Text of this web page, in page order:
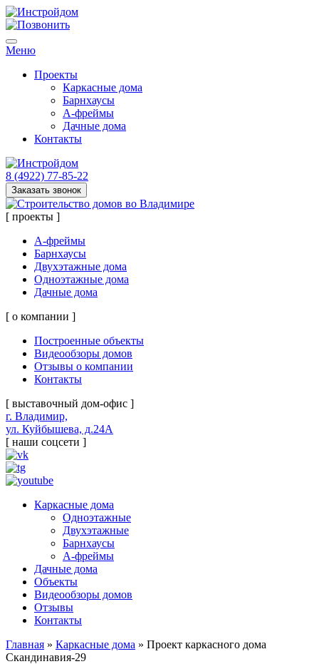
Меню
Проекты
Каркасные дома
Барнхаусы
А-фреймы
Дачные дома
Контакты
8 (4922) 77-85-22
Заказать звонок
[ проекты ]
А-фреймы
Барнхаусы
Двухэтажные дома
Одноэтажные дома
Дачные дома
[ о компании ]
Построенные объекты
Видеообзоры домов
Отзывы о компании
Контакты
[ выставочный дом-офис ]
г. Владимир,
ул. Куйбышева, д.24А
[ наши соцсети ]
Каркасные дома
Одноэтажные
Двухэтажные
Барнхаусы
А-фреймы
Дачные дома
Объекты
Видеообзоры домов
Отзывы
Контакты
Главная » Каркасные дома » Проект каркасного дома
Скандинавия-29